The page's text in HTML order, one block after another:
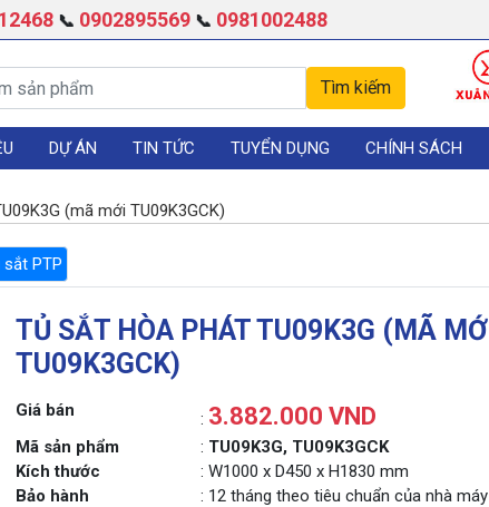
📞 0902895569 📞 0981002488
DỰ ÁN TIN TỨC TUYỂN DỤNG CHÍNH SÁCH
(mã mới TU09K3GCK)
sắt PTP
TỦ SẮT HÒA PHÁT TU09K3G (MÃ MỚI
TU09K3GCK)
Giá bán : 3.882.000 VND
Mã sản phẩm : TU09K3G, TU09K3GCK
Kích thước
: W1000 x D450 x H1830 mm
Bảo hành
: 12 tháng theo tiêu chuẩn của nhà máy